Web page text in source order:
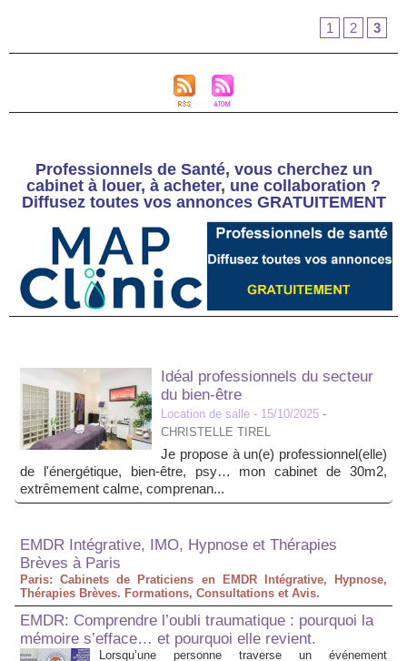
1 2 3
Professionnels de Santé, vous cherchez un
cabinet à louer, à acheter, une collaboration ?
Diffusez toutes vos annonces GRATUITEMENT
Idéal professionnels du secteur
du bien-être
Location de salle - 15/10/2025 -
CHRISTELLE TIREL
Je propose à un(e) professionnel(elle)
de l'énergétique, bien-être, psy… mon cabinet de 30m2,
extrêmement calme, comprenan...
EMDR Intégrative, IMO, Hypnose et Thérapies
Brèves à Paris
Paris: Cabinets de Praticiens en EMDR Intégrative, Hypnose,
Thérapies Brèves. Formations, Consultations et Avis.
EMDR: Comprendre l’oubli traumatique : pourquoi la
mémoire s’efface… et pourquoi elle revient.
Lorsqu’une personne traverse un événement